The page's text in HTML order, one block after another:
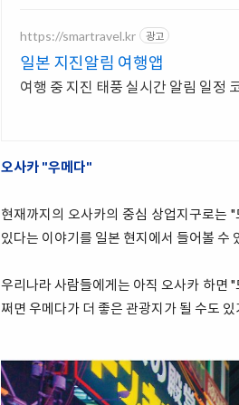
https://smartravel.kr 광고
일본 지진알림 여행앱
여행 중 지진 태풍 실시간 알림 일정
오사카 "우메다"
현재까지의 오사카의 중심 상업지구로는
있다는 이야기를 일본 현지에서 들어볼 수
우리나라 사람들에게는 아직 오사카 하면
쩌면 우메다가 더 좋은 관광지가 될 수도